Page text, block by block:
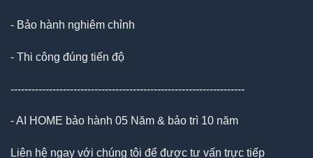
- Bảo hành nghiêm chỉnh
- Thi công đúng tiến độ
-------------------------------------------------------------------
- AI HOME bảo hành 05 Năm & bảo trì 10 năm
Liên hệ ngay với chúng tôi để được tư vấn trực tiếp